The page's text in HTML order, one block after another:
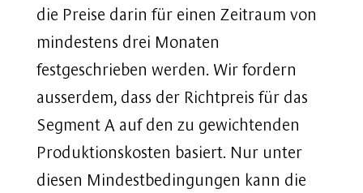
die Preise darin für einen Zeitraum von
mindestens drei Monaten
festgeschrieben werden. Wir fordern
ausserdem, dass der Richtpreis für das
Segment A auf den zu gewichtenden
Produktionskosten basiert. Nur unter
diesen Mindestbedingungen kann die